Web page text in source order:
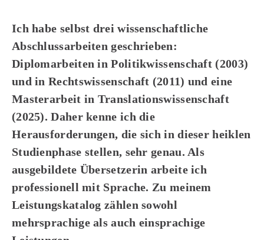
Ich habe selbst drei wissenschaftliche
Abschlussarbeiten geschrieben:
Diplomarbeiten in Politikwissenschaft (2003)
und in Rechtswissenschaft (2011) und eine
Masterarbeit in Translationswissenschaft
(2025). Daher kenne ich die
Herausforderungen, die sich in dieser heiklen
Studienphase stellen, sehr genau. Als
ausgebildete Übersetzerin arbeite ich
professionell mit Sprache. Zu meinem
Leistungskatalog zählen sowohl
mehrsprachige als auch einsprachige